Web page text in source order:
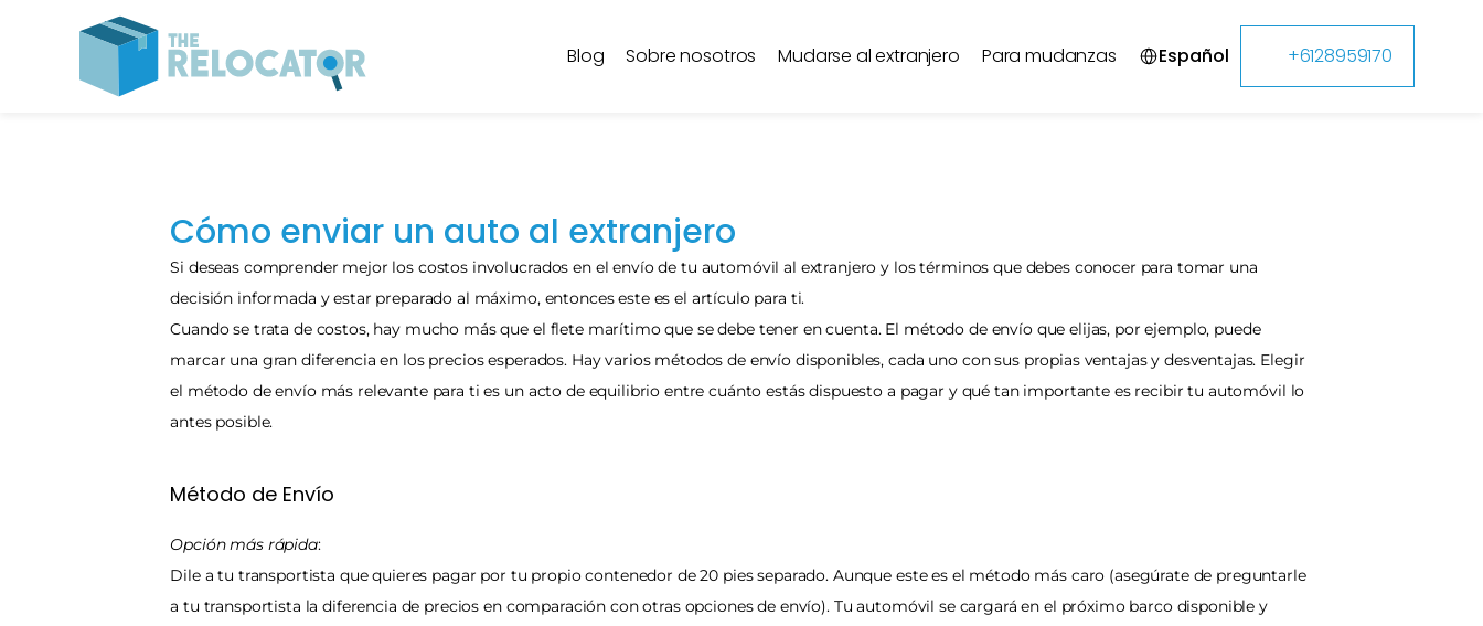
Blog Sobre nosotros Mudarse al extranjero Para mudanzas Español +6128959170
Cómo enviar un auto al extranjero
Si deseas comprender mejor los costos involucrados en el envío de tu automóvil al extranjero y los términos que debes conocer para tomar una
decisión informada y estar preparado al máximo, entonces este es el artículo para ti.
Cuando se trata de costos, hay mucho más que el flete marítimo que se debe tener en cuenta. El método de envío que elijas, por ejemplo, puede
marcar una gran diferencia en los precios esperados. Hay varios métodos de envío disponibles, cada uno con sus propias ventajas y desventajas. Elegir
el método de envío más relevante para ti es un acto de equilibrio entre cuánto estás dispuesto a pagar y qué tan importante es recibir tu automóvil lo
antes posible.
Método de Envío
Opción más rápida:
Dile a tu transportista que quieres pagar por tu propio contenedor de 20 pies separado. Aunque este es el método más caro (asegúrate de preguntarle
a tu transportista la diferencia de precios en comparación con otras opciones de envío). Tu automóvil se cargará en el próximo barco disponible y